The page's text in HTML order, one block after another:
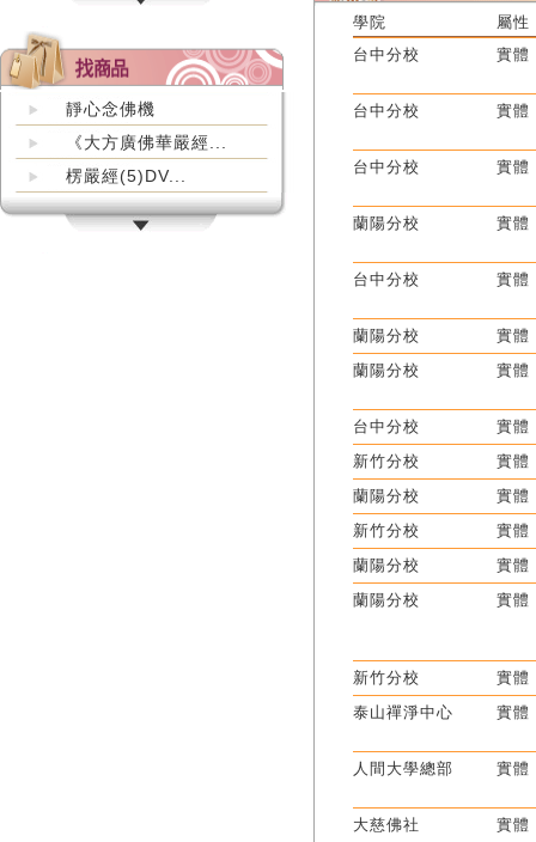
靜心念佛機
《大方廣佛華嚴經...
楞嚴經(5)DV...
學院
屬性
台中分校
實體
台中分校 實體
台中分校 實體
蘭陽分校 實體
台中分校 實體
蘭陽分校
實體
蘭陽分校
實體
台中分校
實體
新竹分校
實體
蘭陽分校
實體
新竹分校
實體
蘭陽分校
實體
蘭陽分校
實體
新竹分校
實體
泰山禪淨中心
實體
人間大學總部 實體
大慈佛社 實體